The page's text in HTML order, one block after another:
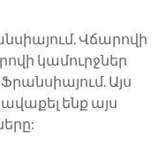
Վճարովի
կամուրջներ
Այս
ենք այս